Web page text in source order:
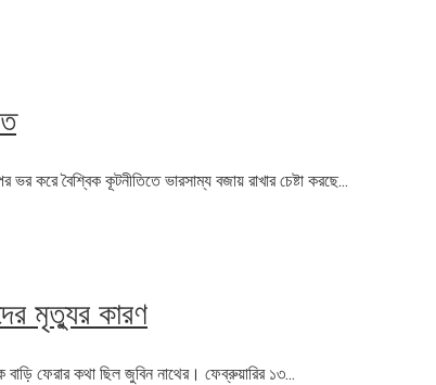
করে বৈশ্বিক কূটনীতিতে ভারসাম্য বজায় রাখার চেষ্টা করছে...
মৃত্যুর কারণ
বাড়ি ফেরার কথা ছিল জুবিন নাথের। ফেব্রুয়ারির ১৩...